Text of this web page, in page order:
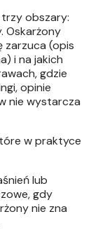
obszary:
Oskarżony
zarzuca (opis
i na jakich
gdzie
opinie
nie wystarcza
w praktyce
lub
gdy
nie zna